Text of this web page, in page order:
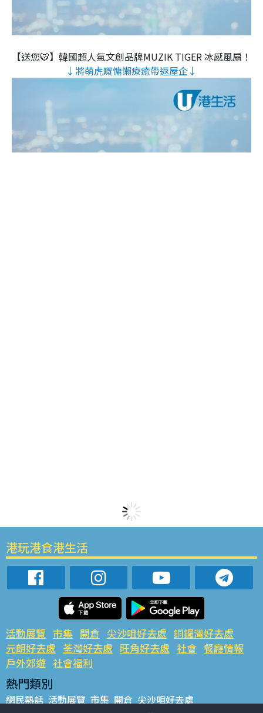
【送您🐯】韓國超人氣文創品牌MUZIK TIGER 冰感風扇！
↓將萌虎嘅慵懶療癒帶返屋企↓
港玩港食港生活
活動展覽 市集 開倉 尖沙咀好去處 銅鑼灣好去處
元朗好去處 荃灣好去處 旺角好去處 社會 餐廳情報
戶外郊遊 社會福利
熱門類別
網民熱話 活動展覽 市集 開倉 尖沙咀好去處